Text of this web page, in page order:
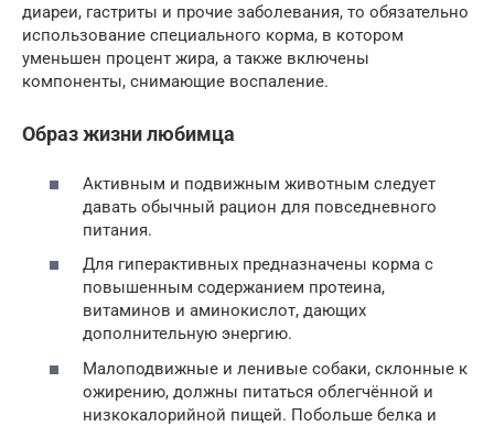
диареи, гастриты и прочие заболевания, то обязательно
использование специального корма, в котором
уменьшен процент жира, а также включены
компоненты, снимающие воспаление.
Образ жизни любимца
Активным и подвижным животным следует
давать обычный рацион для повседневного
питания.
Для гиперактивных предназначены корма с
повышенным содержанием протеина,
витаминов и аминокислот, дающих
дополнительную энергию.
Малоподвижные и ленивые собаки, склонные к
ожирению, должны питаться облегчённой и
низкокалорийной пищей. Побольше белка и